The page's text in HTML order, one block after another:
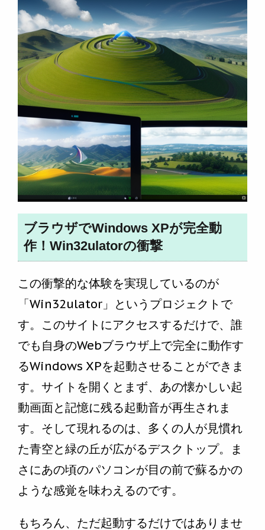
ブラウザでWindows XPが完全動
作！Win32ulatorの衝撃
この衝撃的な体験を実現しているのが
「Win32ulator」というプロジェクトで
す。このサイトにアクセスするだけで、誰
でも自身のWebブラウザ上で完全に動作す
るWindows XPを起動させることができま
す。サイトを開くとまず、あの懐かしい起
動画面と記憶に残る起動音が再生されま
す。そして現れるのは、多くの人が見慣れ
た青空と緑の丘が広がるデスクトップ。ま
さにあの頃のパソコンが目の前で蘇るかの
ような感覚を味わえるのです。
もちろん、ただ起動するだけではありませ